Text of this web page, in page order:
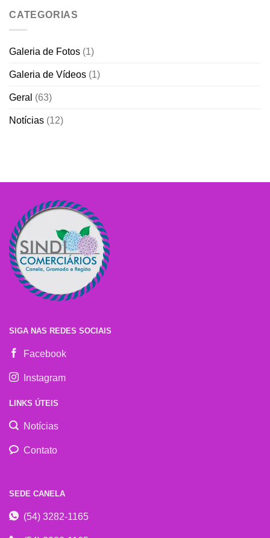
CATEGORIAS
Galeria de Fotos (1)
Galeria de Vídeos (1)
Geral (63)
Notícias (12)
SIGA NAS REDES SOCIAIS
Facebook
Instagram
LINKS ÚTEIS
Notícias
Contato
SEDE CANELA
(54) 3282-1165